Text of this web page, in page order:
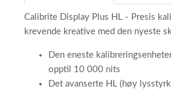
Calibrite Display Plus HL - Presis
krevende kreative med den nyeste
Den eneste
opptil 10 000 nits
Det avanserte HL (høy